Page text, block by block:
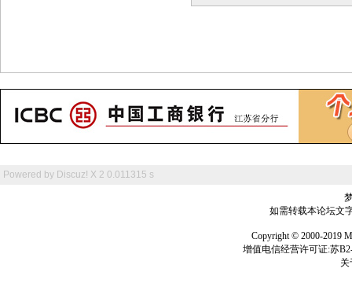
Powered by Discuz! X 2 0.011315 s
如需转载本论坛文
Copyright © 2000-2019
增值电信经营许可证:苏
关